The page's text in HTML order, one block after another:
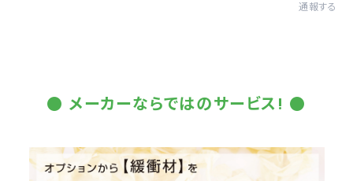
通報する
● メーカーならではのサービス! ●